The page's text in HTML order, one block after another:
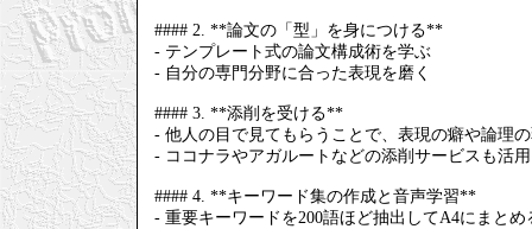
#### 2. **論文の「型」を身につける**
- テンプレート式の論文構成術を学ぶ
- 自分の専門分野に合った表現を磨く
#### 3. **添削を受ける**
- 他人の目で見てもらうことで、表現の癖や論理
- ココナラやアガルートなどの添削サービスも活
#### 4. **キーワード集の作成と音声学習**
- 重要キーワードを200語ほど抽出してA4にまとめ